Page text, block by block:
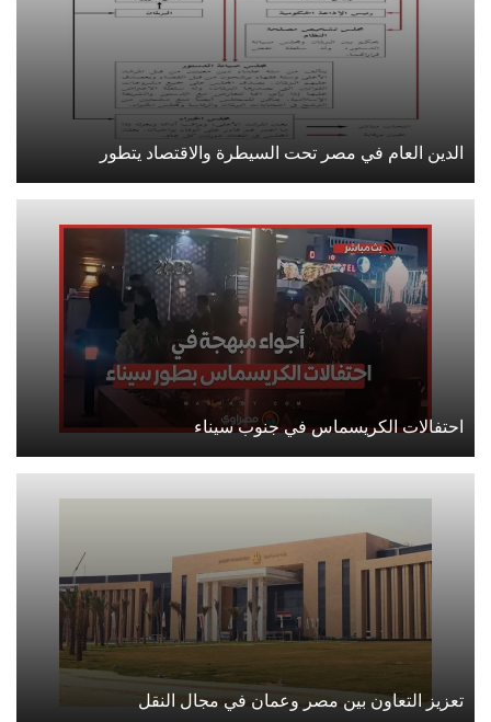
الدين العام في مصر تحت السيطرة والاقتصاد يتطور
احتفالات الكريسماس في جنوب سيناء
تعزيز التعاون بين مصر وعمان في مجال النقل